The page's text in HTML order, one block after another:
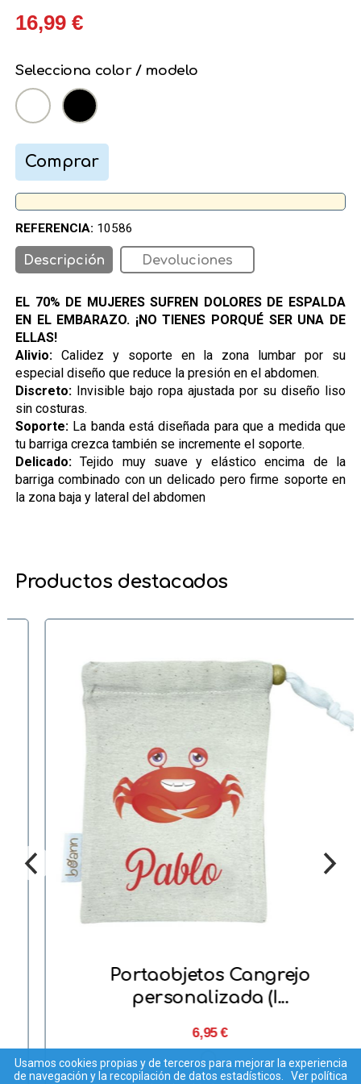
16,99 €
Selecciona color / modelo
Comprar
REFERENCIA: 10586
Descripción Devoluciones
EL 70% DE MUJERES SUFREN DOLORES DE ESPALDA
EN EL EMBARAZO. ¡NO TIENES PORQUÉ SER UNA DE
ELLAS!
Alivio: Calidez y soporte en la zona lumbar por su
especial diseño que reduce la presión en el abdomen.
Discreto: Invisible bajo ropa ajustada por su diseño liso
sin costuras.
Soporte: La banda está diseñada para que a medida que
tu barriga crezca también se incremente el soporte.
Delicado:Tejido muy suave y elástico encima de la
barriga combinado con un delicado pero firme soporte en
la zona baja y lateral del abdomen
Productos destacados
Portaobjetos Cangrejo
personalizada (I...
6,95 €
Usamos cookies propias y de terceros para mejorar la experiencia
de navegación y la recopilación de datos estadísticos. Ver política